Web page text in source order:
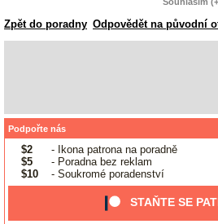
Zpět do poradny Odpovědět na původní
Podpořte nás
$2
- Ikona patrona na poradně
$5
- Poradna bez reklam
$10
- Soukromé poradenství
STAŇTE SE